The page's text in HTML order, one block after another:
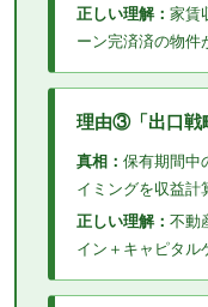
正しい理解： 家賃
ーン完済済の物件
理由③「出口戦
真相： 保有期間中
イミングを収益計
正しい理解： 不動
イン＋キャピタル